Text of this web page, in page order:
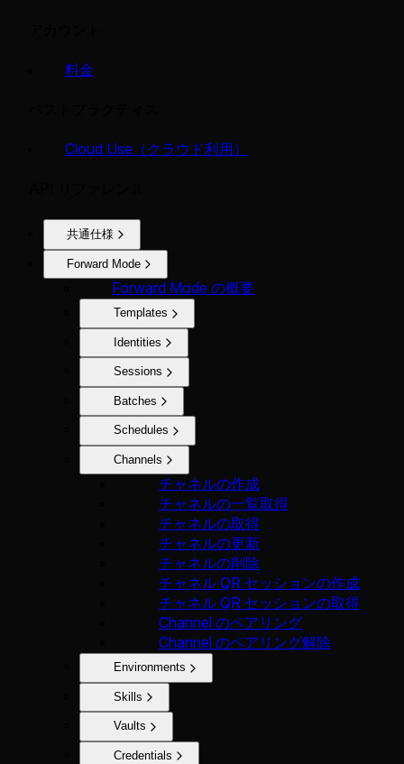
料金
Cloud Use（クラウド利用）
共通仕様
Forward Mode
Forward Mode の概要
Templates
Identities
Sessions
Batches
Schedules
Channels
チャネルの作成
チャネルの一覧取得
チャネルの取得
チャネルの更新
チャネルの削除
チャネル QR セッションの作成
チャネル QR セッションの取得
Channel のペアリング
Channel のペアリング解除
Environments
Skills
Vaults
Credentials